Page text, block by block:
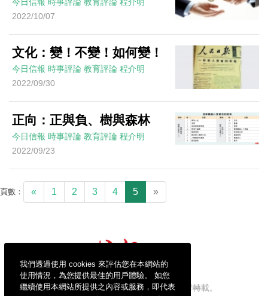
我們透過使用 cookies 來評估您在本網站的
使用情況，為您提供最佳的用戶體驗。 如您
繼續使用本網站所提供之內容或服務，即代表
2022/10/07
文化：變！不變！如何變！
今日信報 時事評論 教育評論 程介明
2022/09/30
正向：正與負、樹與森林
今日信報 時事評論 教育評論 程介明
2022/09/23
頁數： « 1 2 3 4 5 »
信報財經新聞有限公司版權所有，不得轉載。